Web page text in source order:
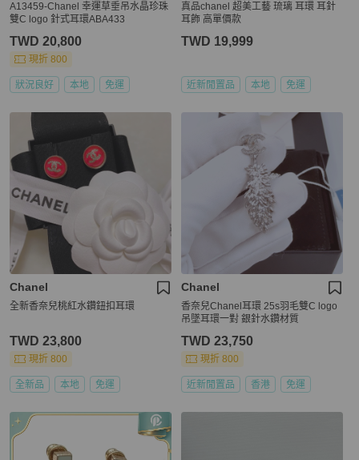
A13459-Chanel 幸運草垂吊水晶珍珠
雙C logo 針式耳環ABA433
TWD 20,800
現折 800
狀況良好 本地 免運
真品chanel 超美工藝 琉璃 耳環 耳針
耳飾 高單價款
TWD 19,999
近新閒置品 本地 免運
Chanel
全新香奈兒桃紅水鑽鈕扣耳環
TWD 23,800
現折 800
全新品 本地 免運
Chanel
香奈兒Chanel耳環 25s羽毛雙C logo
吊墜耳環一對 銀針水鑽材質
TWD 23,750
現折 800
近新閒置品 香港 免運